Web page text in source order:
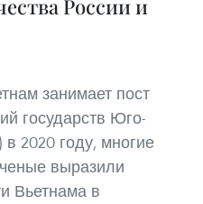
России и
занимает пост
государств Юго-
2020 году, многие
выразили
Вьетнама в